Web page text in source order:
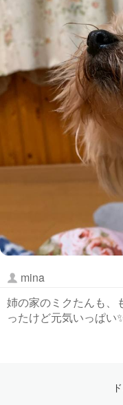
mina
姉の家のミクたんも、
ったけど元気いっぱい